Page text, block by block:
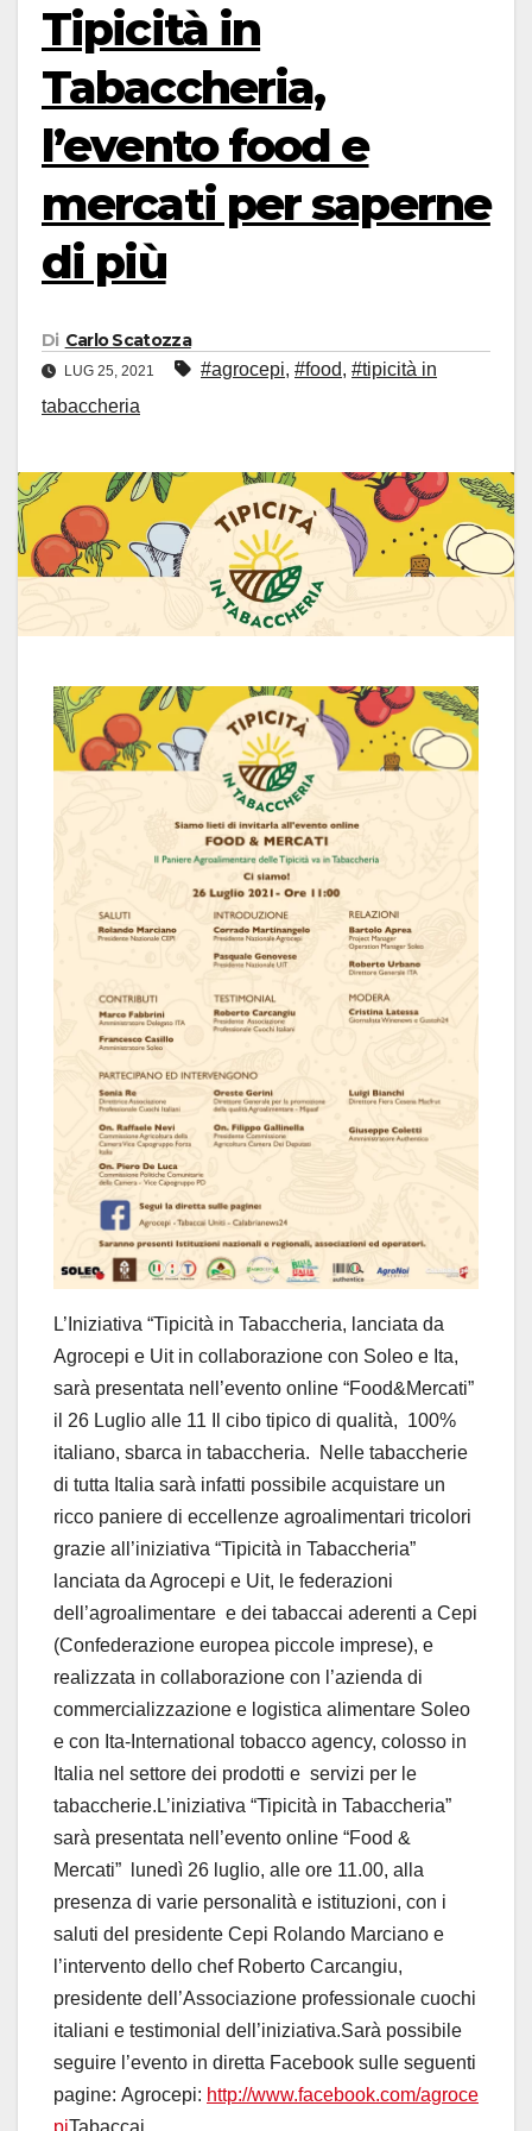
Tipicità in
Tabaccheria,
l’evento food e
mercati per saperne
di più
Di Carlo Scatozza
LUG 25, 2021 #agrocepi, #food, #tipicità in
tabaccheria
L’Iniziativa “Tipicità in Tabaccheria, lanciata da
Agrocepi e Uit in collaborazione con Soleo e Ita,
sarà presentata nell’evento online “Food&Mercati”
il 26 Luglio alle 11 Il cibo tipico di qualità, 100%
italiano, sbarca in tabaccheria. Nelle tabaccherie
di tutta Italia sarà infatti possibile acquistare un
ricco paniere di eccellenze agroalimentari tricolori
grazie all’iniziativa “Tipicità in Tabaccheria”
lanciata da Agrocepi e Uit, le federazioni
dell’agroalimentare e dei tabaccai aderenti a Cepi
(Confederazione europea piccole imprese), e
realizzata in collaborazione con l’azienda di
commercializzazione e logistica alimentare Soleo
e con Ita-International tobacco agency, colosso in
Italia nel settore dei prodotti e servizi per le
tabaccherie.L’iniziativa “Tipicità in Tabaccheria”
sarà presentata nell’evento online “Food &
Mercati” lunedì 26 luglio, alle ore 11.00, alla
presenza di varie personalità e istituzioni, con i
saluti del presidente Cepi Rolando Marciano e
l’intervento dello chef Roberto Carcangiu,
presidente dell’Associazione professionale cuochi
italiani e testimonial dell’iniziativa.Sarà possibile
seguire l’evento in diretta Facebook sulle seguenti
pagine: Agrocepi: http://www.facebook.com/agroce
piTabaccai